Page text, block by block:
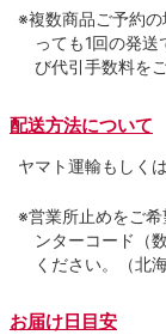
※複数商品ご予約
っても1回の発
び代引手数料を
配送方法について
ヤマト運輸もしく
※営業所止めをご
ンターコード（
ください。（北
お届け日目安